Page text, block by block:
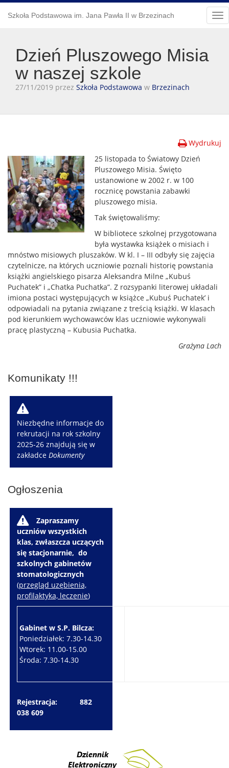
Szkoła Podstawowa im. Jana Pawła II w Brzezinach
Dzień Pluszowego Misia
w naszej szkole
27/11/2019 przez Szkoła Podstawowa w Brzezinach
Wydrukuj
25 listopada to Światowy Dzień
Pluszowego Misia. Święto
ustanowione w 2002 r. w 100
rocznicę powstania zabawki
pluszowego misia.
Tak świętowaliśmy:
W bibliotece szkolnej przygotowana
była wystawka książek o misiach i
mnóstwo misiowych pluszaków. W kl. I – III odbyły się zajęcia
czytelnicze, na których uczniowie poznali historię powstania
książki angielskiego pisarza Aleksandra Milne „Kubuś
Puchatek” i „Chatka Puchatka”. Z rozsypanki literowej układali
imiona postaci występujących w książce „Kubuś Puchatek’ i
odpowiadali na pytania związane z treścią książki. W klasach
pod kierunkiem wychowawców klas uczniowie wykonywali
pracę plastyczną – Kubusia Puchatka.
Grażyna Lach
Komunikaty !!!
W
Niezbędne informacje do
rekrutacji na rok szkolny
2025-26 znajdują się w
zakładceDokumenty
Ogłoszenia
W
Zapraszamy
uczniów wszystkich
klas, zwłaszcza uczących
się stacjonarnie, do
szkolnych gabinetów
stomatologicznych
(przegląd uzębienia,
profilaktyka, leczenie)
Gabinet w S.P. Bilcza:
Poniedziałek: 7.30-14.30
Wtorek: 11.00-15.00
Środa: 7.30-14.30
Rejestracja: 882
038 609